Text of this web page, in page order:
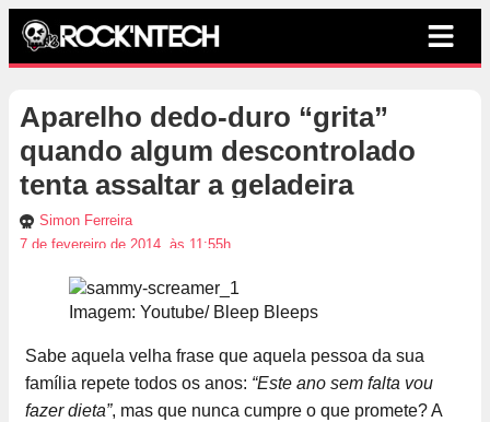
Aparelho dedo-duro “grita”
quando algum descontrolado
tenta assaltar a geladeira
Simon Ferreira
7 de fevereiro de 2014, às 11:55h
Imagem: Youtube/ Bleep Bleeps
Sabe aquela velha frase que aquela pessoa da sua
família repete todos os anos: “Este ano sem falta vou
fazer dieta”, mas que nunca cumpre o que promete? A